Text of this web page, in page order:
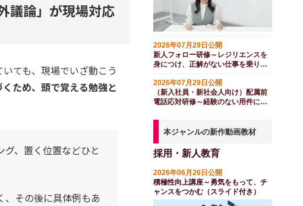
議論」が現場対応
ても、現場でいざ動こう
ため、頭で覚える勉強と
グ、置く位置などひと
、その後に具体例もあ
2026年07月29日公開
新人フォロー研修～レジリエンスを
身につけ、正解がない仕事を乗り越
2026年07月29日公開
（新入社員・新社会人向け）配属前
電話応対研修～経験のない用件にも
本ジャンルの新作動画教材
採用・新人教育
2026年06月26日公開
積極性向上講座～勇気をもって、チ
ャンスをつかむ（スライド付き）